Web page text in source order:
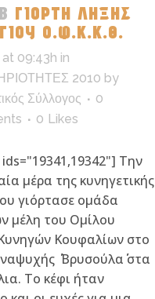
ΓΙΟΡΤΗ ΛΗΞΗΣ
Ο.Φ.Κ.Κ.Θ.
09:43h in
2010 by
Σύλλογος
0
0 Likes
Την
μέρα της κυνηγετικής
γιόρτασε ομάδα
μέλη του Ομίλου
Κουφαλίων στο
΄΄ Βρυσούλα΄΄ στα
Το κέφι ήταν